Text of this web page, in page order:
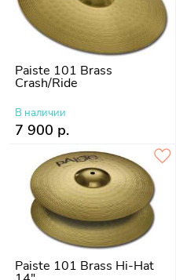
Paiste 101 Brass
Crash/Ride
В наличии
7 900 р.
Paiste 101 Brass Hi-Hat